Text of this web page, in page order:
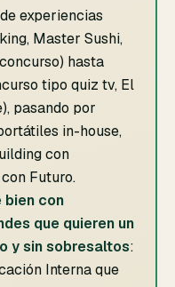
experiencias
Master Sushi,
hasta
tipo quiz tv, El
pasando por
in-house,
con
Futuro.
bien con
que quieren un
y sin sobresaltos:
Interna que